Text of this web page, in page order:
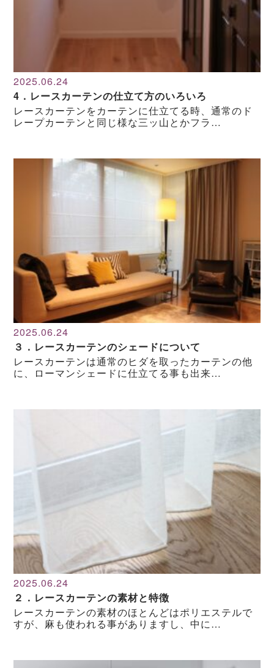
2025.06.24
4．レースカーテンの仕立て方のいろいろ
レースカーテンをカーテンに仕立てる時、通常のド
レープカーテンと同じ様な三ッ山とかフラ…
2025.06.24
３．レースカーテンのシェードについて
レースカーテンは通常のヒダを取ったカーテンの他
に、ローマンシェードに仕立てる事も出来…
2025.06.24
２．レースカーテンの素材と特徴
レースカーテンの素材のほとんどはポリエステルで
すが、麻も使われる事がありますし、中に…